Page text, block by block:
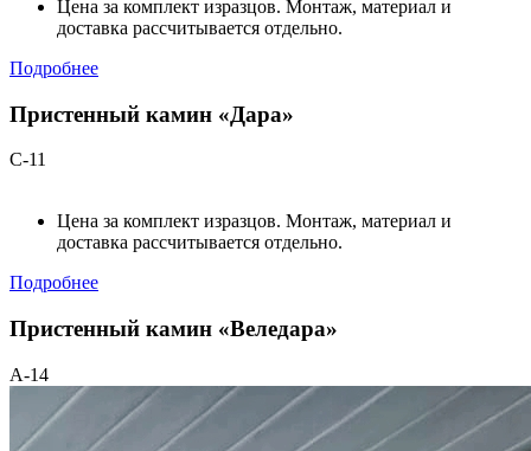
Цена за комплект изразцов. Монтаж, материал и
доставка рассчитывается отдельно.
Подробнее
Пристенный камин «Дара»
С-11
Цена за комплект изразцов. Монтаж, материал и
доставка рассчитывается отдельно.
Подробнее
Пристенный камин «Веледара»
А-14